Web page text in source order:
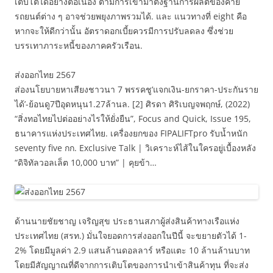
รถยนต์ต่าง ๆ อาจช่วยพยุงภาพรวมได้. และ แนวทางที่ eight คือ
หากจะให้ดีกว่านั้น อัตราดอกเบี้ยควรมีการปรับลดลง ซึ่งช่วย
บรรเทาภาระหนี้ของภาคครัวเรือน.
ส่งออกไทย 2567
ส่องนโยบายหาเสียงชาวนา 7 พรรคชู‘แจกเงิน-ยกราคา-ประกันราย
ได้’-ย้อนดู7ปีอุดหนุน1.27ล้านล. [2] ศิรดา ศิริเบญจพฤกษ์, (2022)
“สิ่งทอไทยไปต่ออย่างไรให้ยั่งยืน”, Focus and Quick, Issue 195,
ธนาคารแห่งประเทศไทย. เครื่องยกของ FIPALIFTpro รับน้ำหนัก
seventy five กก. Exclusive Talk | วิเคราะห์ไส้ในใครอยู่เบื้องหลัง
“ดิจิทัลวอลเล็ต 10,000 บาท” | คุยข้า…
ด้านนายชัยชาญ เจริญสุข ประธานสภาผู้ส่งสินค้าทางเรือแห่ง
ประเทศไทย (สรท.) มั่นใจยอดการส่งออกในปีนี้ จะขยายตัวได้ 1-
2% โดยมีมูลค่า 2.9 แสนล้านดอลลาร์ หรือแตะ 10 ล้านล้านบาท
โดยมีสัญญาณที่ดีจากการเติบโตของการนำเข้าสินค้าทุน ที่จะส่ง